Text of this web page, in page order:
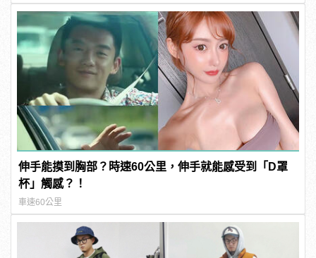
伸手能摸到胸部？時速60公里，伸手就能感受到「D罩
杯」觸感？！
車速60公里